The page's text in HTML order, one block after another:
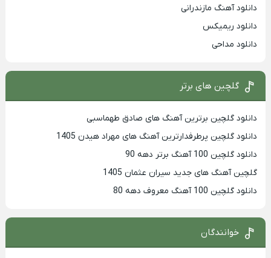
دانلود آهنگ مازندرانی
دانلود ریمیکس
دانلود مداحی
گلچین های برتر
دانلود گلچین برترین آهنگ های صادق طهماسبی
دانلود گلچین پرطرفدارترین آهنگ های مهراد هیدن 1405
دانلود گلچین 100 آهنگ برتر دهه 90
گلچین آهنگ های جدید سیران عثمان 1405
دانلود گلچین 100 آهنگ معروف دهه 80
خوانندگان